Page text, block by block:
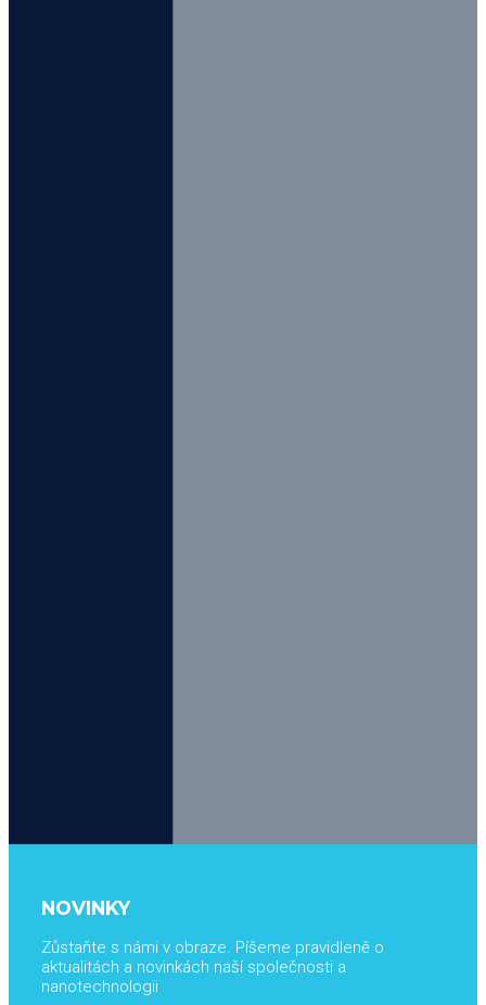
NOVINKY
Zůstaňte s námi v obraze. Píšeme pravidleně o
aktualitách a novinkách naší společnosti a
nanotechnologii